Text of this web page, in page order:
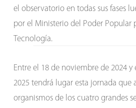
el observatorio en todas sus fases
por el Ministerio del Poder Popular
Tecnología.
Entre el 18 de noviembre de 2024 y
2025 tendrá lugar esta jornada que
organismos de los cuatro grandes